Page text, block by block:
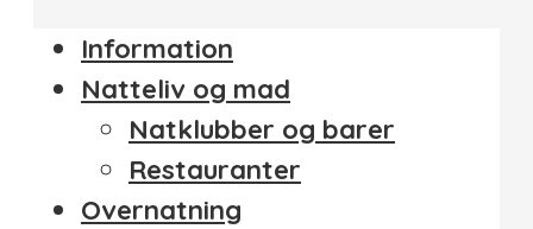
Information
Natteliv og mad
Natklubber og barer
Restauranter
Overnatning